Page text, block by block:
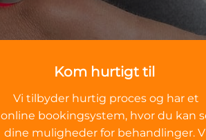
Kom hurtigt til
Vi tilbyder hurtig proces og har et
online bookingsystem, hvor du kan
dine muligheder for behandlinger.